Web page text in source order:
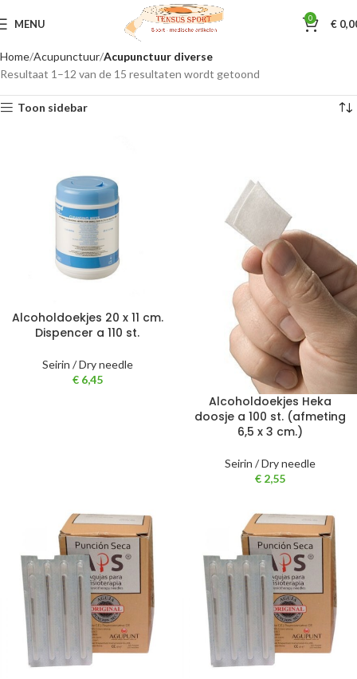
MENU 0 €
Home Acupunctuur Acupunctuur diverse
Resultaat 1–12 van de 15 resultaten wordt getoond
Toon sidebar
Alcoholdoekjes 20 x 11 cm.
Dispencer a 110 st.
Seirin / Dry needle
€6,45
Alcoholdoekjes Heka
doosje a 100 st. (afmeting
6,5 x 3 cm.)
Seirin / Dry needle
€2,55